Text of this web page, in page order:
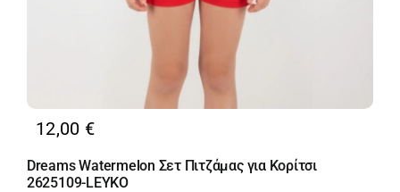
12,00 €
Dreams Watermelon Σετ Πιτζάμας για Κορίτσι
2625109-LEYKO